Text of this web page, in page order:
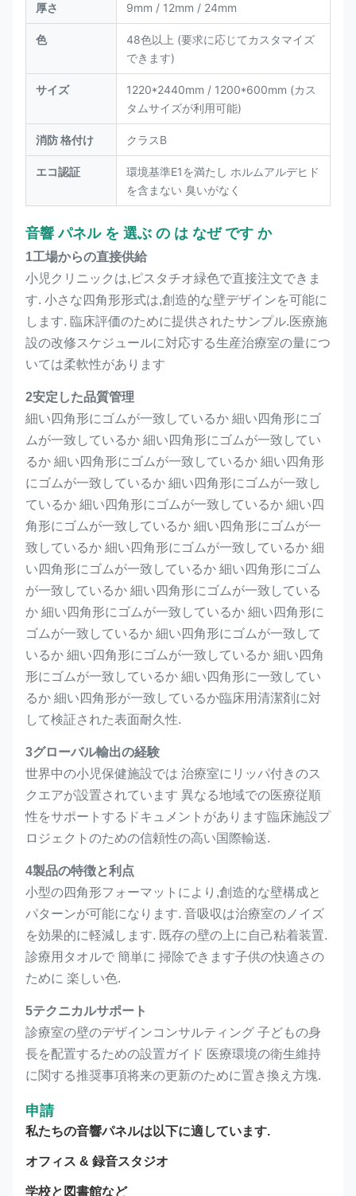
厚さ 9mm / 12mm / 24mm
色
48色以上 (要求に応じてカスタマイズ
できます)
サイズ
1220*2440mm / 1200*600mm (カス
タムサイズが利用可能)
消防 格付け クラスB
エコ認証
環境基準E1を満たし ホルムアルデヒド
を含まない 臭いがなく
音響 パネル を 選ぶ の は なぜ です か
1工場からの直接供給
小児クリニックは,ピスタチオ緑色で直接注文できま
す. 小さな四角形形式は,創造的な壁デザインを可能に
します. 臨床評価のために提供されたサンプル.医療施
設の改修スケジュールに対応する生産治療室の量につ
いては柔軟性があります
2安定した品質管理
細い四角形にゴムが一致しているか 細い四角形にゴ
ムが一致しているか 細い四角形にゴムが一致してい
るか 細い四角形にゴムが一致しているか 細い四角形
にゴムが一致しているか 細い四角形にゴムが一致し
ているか 細い四角形にゴムが一致しているか 細い四
角形にゴムが一致しているか 細い四角形にゴムが一
致しているか 細い四角形にゴムが一致しているか 細
い四角形にゴムが一致しているか 細い四角形にゴム
が一致しているか 細い四角形にゴムが一致している
か 細い四角形にゴムが一致しているか 細い四角形に
ゴムが一致しているか 細い四角形にゴムが一致して
いるか 細い四角形にゴムが一致しているか 細い四角
形にゴムが一致しているか 細い四角形に一致してい
るか 細い四角形が一致しているか臨床用清潔剤に対
して検証された表面耐久性.
3グローバル輸出の経験
世界中の小児保健施設では 治療室にリッパ付きのス
クエアが設置されています 異なる地域での医療従順
性をサポートするドキュメントがあります臨床施設プ
ロジェクトのための信頼性の高い国際輸送.
4製品の特徴と利点
小型の四角形フォーマットにより,創造的な壁構成と
パターンが可能になります. 音吸収は治療室のノイズ
を効果的に軽減します. 既存の壁の上に自己粘着装置.
診療用タオルで 簡単に 掃除できます子供の快適さの
ために 楽しい色.
5テクニカルサポート
診療室の壁のデザインコンサルティング 子どもの身
長を配置するための設置ガイド 医療環境の衛生維持
に関する推奨事項将来の更新のために置き換え方塊.
申請
私たちの音響パネルは以下に適しています.
オフィス & 録音スタジオ
学校と図書館など